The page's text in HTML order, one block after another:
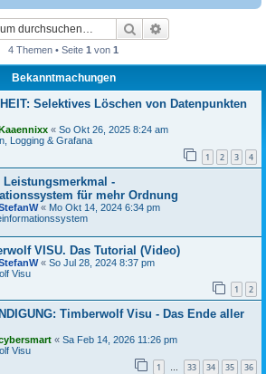
Suche
4 Themen • Seite 1 von 1
Bekanntmachungen
Selektives Löschen von Datenpunkten
« So Okt 26, 2025 8:24 am
Logging & Grafana
1 2 3 4
Leistungsmerkmal -
für mehr Ordnung
« Mo Okt 14, 2024 6:34 pm
VISU. Das Tutorial (Video)
« So Jul 28, 2024 8:37 pm
Visu
1 2
Timberwolf Visu - Das Ende aller
« Sa Feb 14, 2026 11:26 pm
Visu
1 … 33 34 35 36